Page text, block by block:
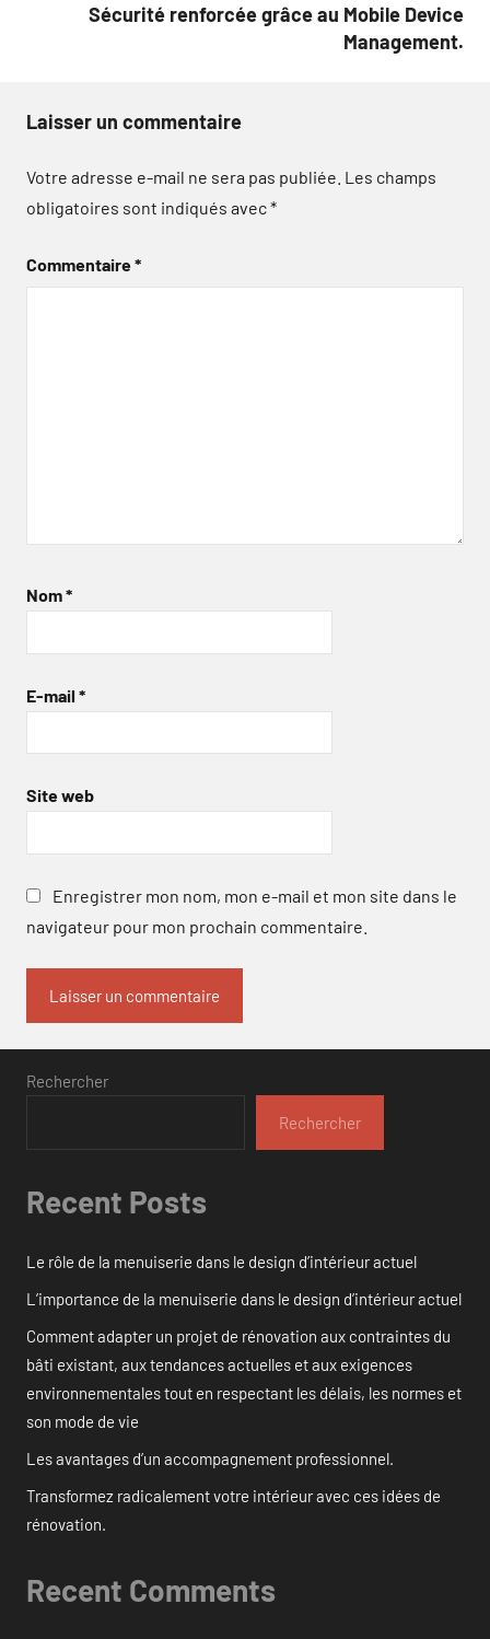
Sécurité renforcée grâce au Mobile Device
Management.
Laisser un commentaire
Votre adresse e-mail ne sera pas publiée. Les champs
obligatoires sont indiqués avec*
Commentaire*
Nom*
E-mail *
Site web
Enregistrer mon nom, mon e-mail et mon site dans le
navigateur pour mon prochain commentaire.
Rechercher
Rechercher
Recent Posts
Le rôle de la menuiserie dans le design d’intérieur actuel
L’importance de la menuiserie dans le design d’intérieur actuel
Comment adapter un projet de rénovation aux contraintes du
bâti existant, aux tendances actuelles et aux exigences
environnementales tout en respectant les délais, les normes et
son mode de vie
Les avantages d’un accompagnement professionnel.
Transformez radicalement votre intérieur avec ces idées de
rénovation.
Recent Comments